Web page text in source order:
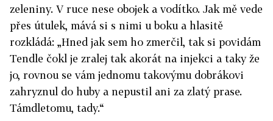
zeleniny. V ruce nese obojek a vodítko. Jak mě vede
přes útulek, mává si s nimi u boku a hlasitě
rozkládá: „Hned jak sem ho zmerčil, tak si povidám
Tendle čokl je zralej tak akorát na injekci a taky že
jo, rovnou se vám jednomu takovýmu dobrákovi
zahryznul do huby a nepustil ani za zlatý prase.
Támdletomu, tady.“